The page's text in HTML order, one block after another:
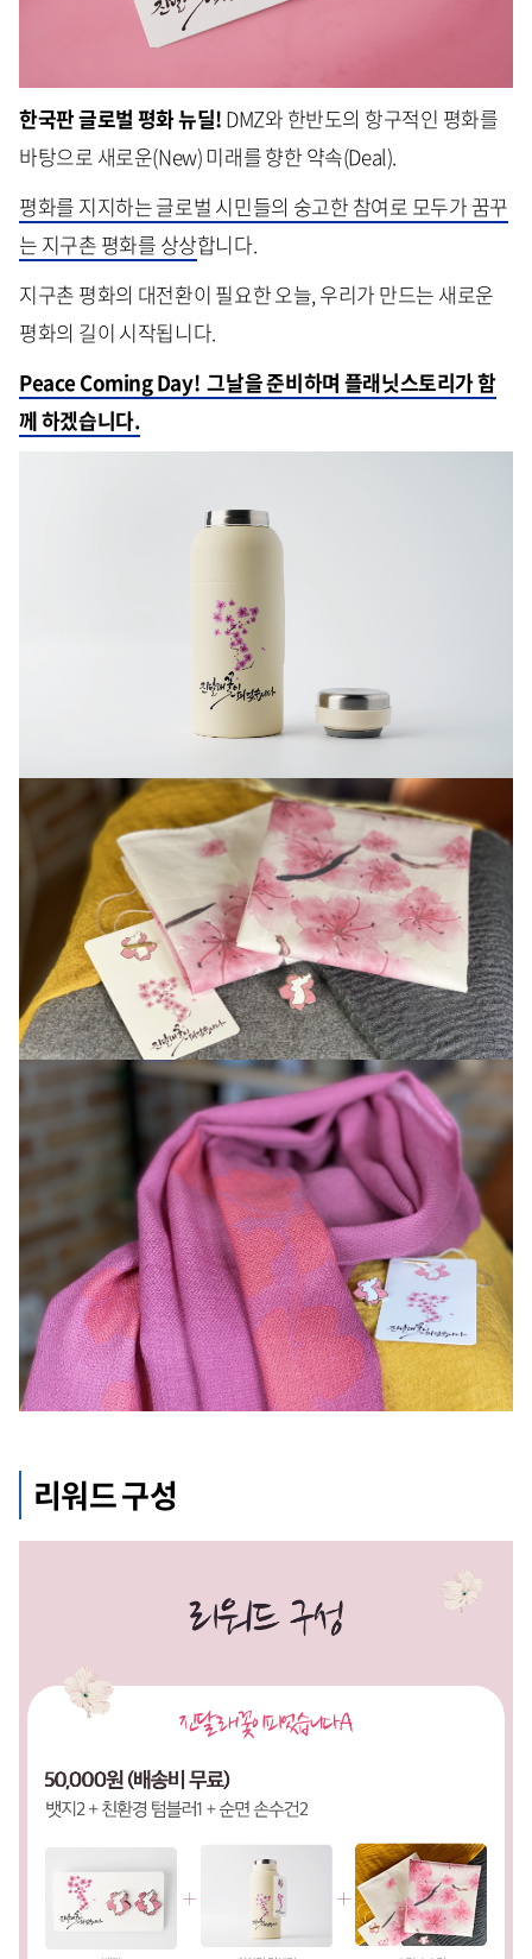
한국판 글로벌 평화 뉴딜! DMZ와 한반도의 항구적인 평화를
바탕으로 새로운(New) 미래를 향한 약속(Deal).
평화를 지지하는 글로벌 시민들의 숭고한 참여로 모두가 꿈꾸
는 지구촌 평화를 상상합니다.
지구촌 평화의 대전환이 필요한 오늘, 우리가 만드는 새로운
평화의 길이 시작됩니다.
Peace Coming Day! 그날을 준비하며 플래닛스토리가 함
께 하겠습니다.
리워드 구성